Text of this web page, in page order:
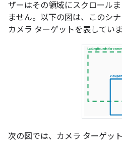
ザーはその領域にスクロール
ません。以下の図は、このシ
カメラ ターゲットを表していま
次の図では、カメラ ターゲッ